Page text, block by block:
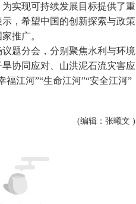
实现可持续发展目标提供了重
，希望中国的创新探索与政策
推广。
题分会，分别聚焦水利与环境
协同应对、山洪泥石流灾害应
福江河”“生命江河”“安全江河”
(编辑：张曦文 )